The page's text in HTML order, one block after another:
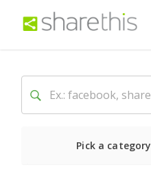
Pick a category